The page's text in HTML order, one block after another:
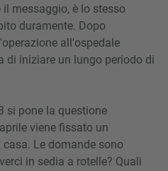
messaggio, è lo stesso
duramente. Dopo
all'ospedale
di iniziare un lungo periodo di
si pone la questione
viene fissato un
Le domande sono
in sedia a rotelle? Quali